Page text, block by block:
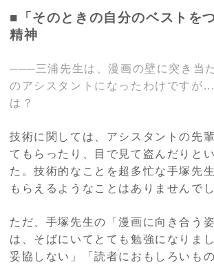
■「そのときの自分のベストを
精神
───三浦先生は、漫画の壁に突き当
のアシスタントになったわけですが
は？
技術に関しては、アシスタントの先
てもらったり、目で見て盗んだりと
た。技術的なことを超多忙な手塚先
もらえるようなことはありませんでし
ただ、手塚先生の「漫画に向き合う
は、そばにいてとても勉強になりま
妥協しない」「読者におもしろいも